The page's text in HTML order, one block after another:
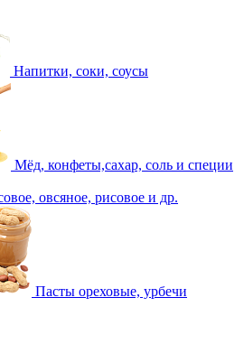
Напитки, соки, соусы
Мёд, конфеты,сахар, соль и специи
овсяное, рисовое и др.
Пасты ореховые, урбечи